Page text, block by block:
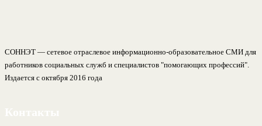
СОННЭТ — сетевое отраслевое информационно-образовательное СМИ для
работников социальных служб и специалистов "помогающих профессий".
Издается с октября 2016 года